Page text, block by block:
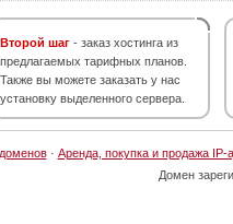
Второй шаг - заказ хостинга из
предлагаемых тарифных планов.
Также вы можете заказать у нас
установку выделенного сервера.
· Аренда, покупка и продажа IP-
Домен